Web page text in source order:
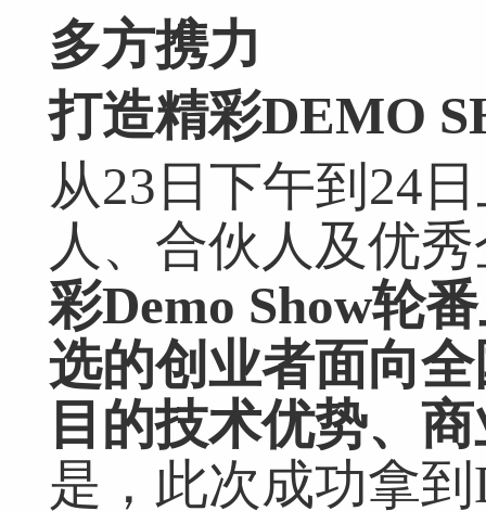
多方携力
打造精彩DEMO
从23日下午到24
人、合伙人及优
彩Demo Show轮
选的创业者面向
目的技术优势、
是，此次成功拿